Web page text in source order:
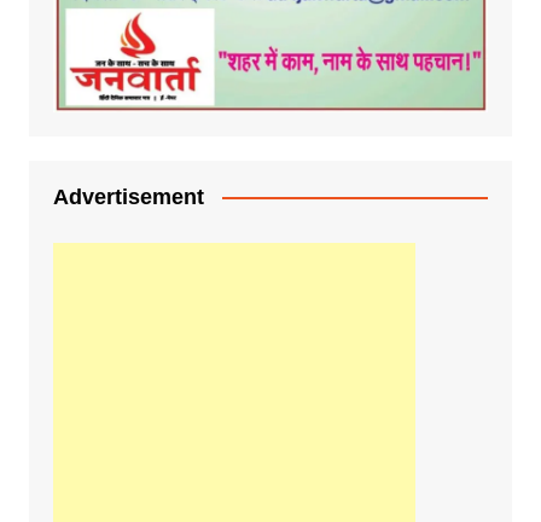
Advertisement